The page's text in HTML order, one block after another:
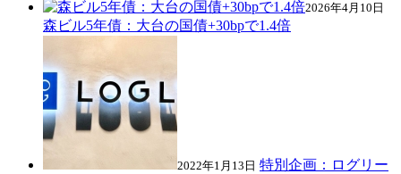
2026年4月10日
森ビル5年債：大台の国債+30bpで1.4倍
2022年1月13日 特別企画：ログリー